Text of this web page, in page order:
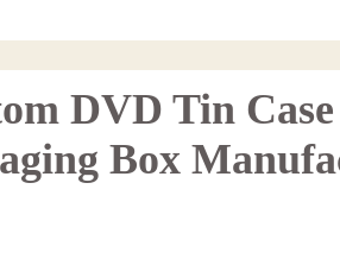
DVD Tin
Box